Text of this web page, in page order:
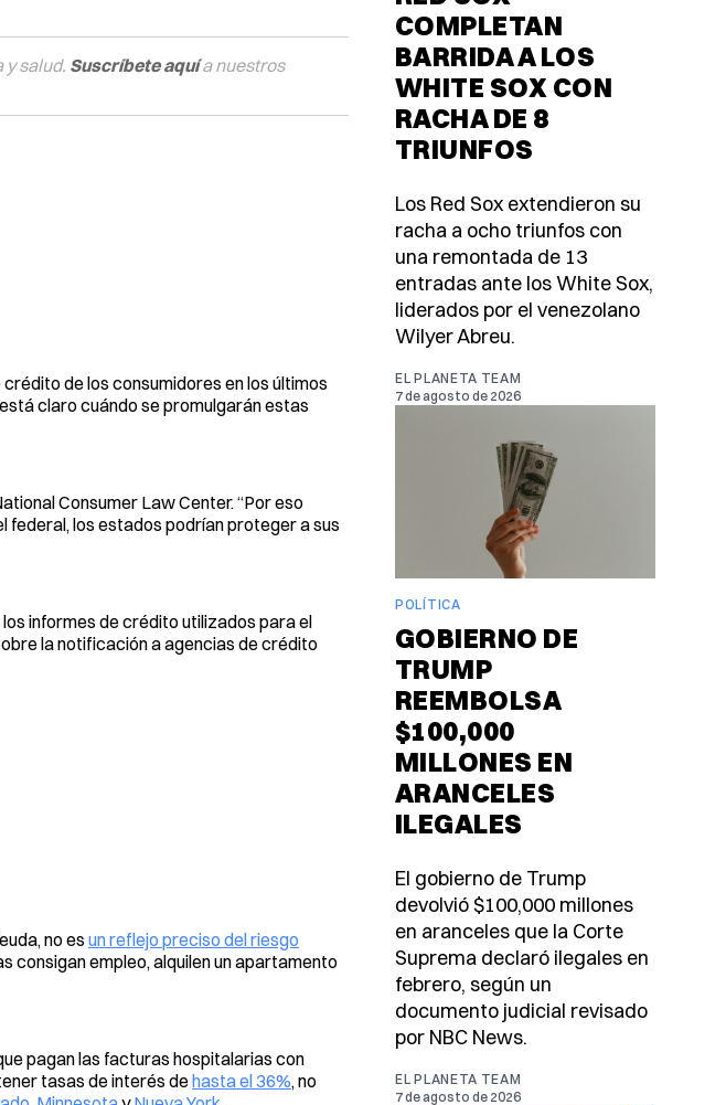
salud. Suscríbete aquía nuestros
de los consumidores en los últimos
claro cuándo se promulgarán estas
Consumer Law Center. “Por eso
federal, los estados podrían proteger a sus
informes de crédito utilizados para el
la notificación a agencias de crédito
no es un reflejo preciso del riesgo
consigan empleo, alquilen un apartamento
pagan las facturas hospitalarias con
tasas de interés dehasta el 36%, no
COMPLETAN
BARRIDA A LOS
WHITE SOX CON
RACHA DE 8
TRIUNFOS
Los Red Sox extendieron su
racha a ocho triunfos con
una remontada de 13
entradas ante los White Sox,
liderados por el venezolano
Wilyer Abreu.
EL PLANETA TEAM
7 de agosto de 2026
POLÍTICA
GOBIERNO DE
TRUMP
REEMBOLSA
$100,000
MILLONES EN
ARANCELES
ILEGALES
El gobierno de Trump
devolvió $100,000 millones
en aranceles que la Corte
Suprema declaró ilegales en
febrero, según un
documento judicial revisado
por NBC News.
EL PLANETA TEAM
7 de agosto de 2026